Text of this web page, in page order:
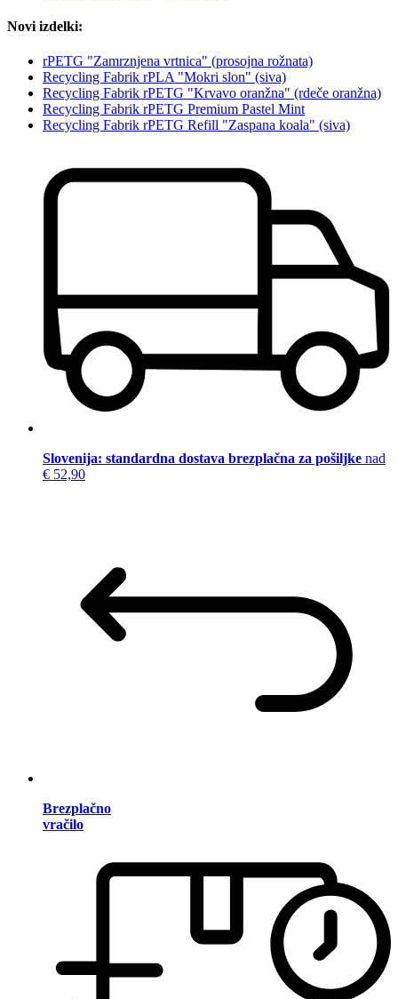
Novi izdelki:
rPETG "Zamrznjena vrtnica" (prosojna rožnata)
Recycling Fabrik rPLA "Mokri slon" (siva)
Recycling Fabrik rPETG "Krvavo oranžna" (rdeče oranžna)
Recycling Fabrik rPETG Premium Pastel Mint
Recycling Fabrik rPETG Refill "Zaspana koala" (siva)
Slovenija: standardna dostava brezplačna za pošiljke nad
€ 52,90
Brezplačno
vračilo